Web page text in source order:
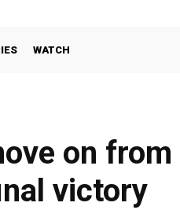
WATCH
on from
victory